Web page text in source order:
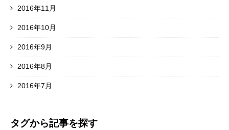
2016年11月
2016年10月
2016年9月
2016年8月
2016年7月
タグから記事を探す